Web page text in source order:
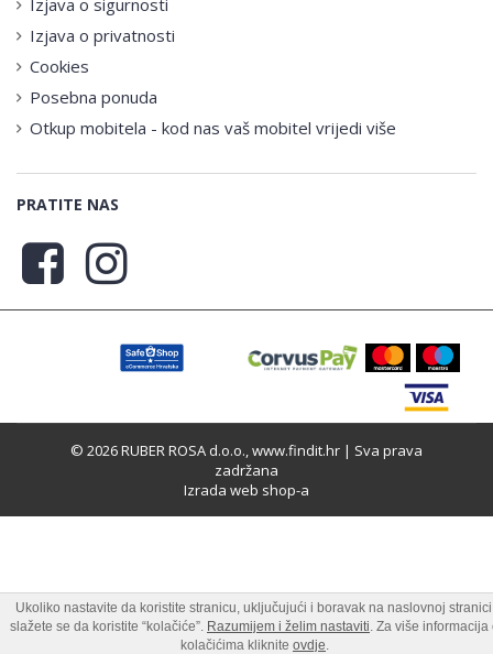
Izjava o sigurnosti
Izjava o privatnosti
Cookies
Posebna ponuda
Otkup mobitela - kod nas vaš mobitel vrijedi više
PRATITE NAS
© 2026 RUBER ROSA d.o.o., www.findit.hr | Sva prava
zadržana
Izrada web shop-a
Ukoliko nastavite da koristite stranicu, uključujući i boravak na naslovnoj
slažete se da koristite “kolačiće”. Razumijem i želim nastaviti. Za više informacija
kolačićima kliknite ovdje.